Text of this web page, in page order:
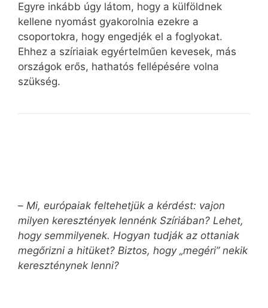
Egyre inkább úgy látom, hogy a külföldnek
kellene nyomást gyakorolnia ezekre a
csoportokra, hogy engedjék el a foglyokat.
Ehhez a szíriaiak egyértelműen kevesek, más
országok erős, hathatós fellépésére volna
szükség.
– Mi, európaiak feltehetjük a kérdést: vajon
milyen keresztények lennénk Szíriában? Lehet,
hogy semmilyenek. Hogyan tudják az ottaniak
megőrizni a hitüket? Biztos, hogy „megéri” nekik
kereszténynek lenni?